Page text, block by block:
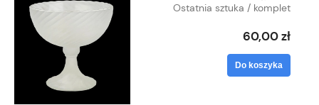
Ostatnia sztuka / komplet
60,00 zł
Do koszyka